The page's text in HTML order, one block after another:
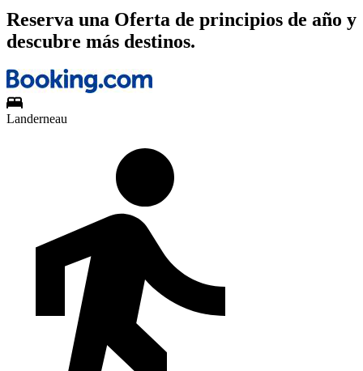
Reserva una Oferta de principios de año y
descubre más destinos.
Landerneau